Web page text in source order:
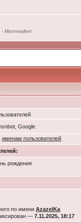
Moonwalker
Google
,именам пользователей
рождения
по имениAzazelKa
—7.11.2025, 18:17